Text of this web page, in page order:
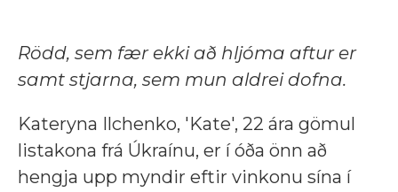
Rödd, sem fær ekki að hljóma aftur er
samt stjarna, sem mun aldrei dofna.
Kateryna Ilchenko, 'Kate', 22 ára gömul
listakona frá Úkraínu, er í óða önn að
hengja upp myndir eftir vinkonu sína í